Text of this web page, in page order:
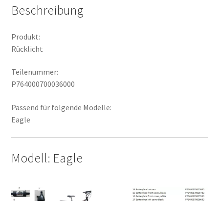
Beschreibung
Produkt:
Rücklicht
Teilenummer:
P764000700036000
Passend für folgende Modelle:
Eagle
Modell: Eagle